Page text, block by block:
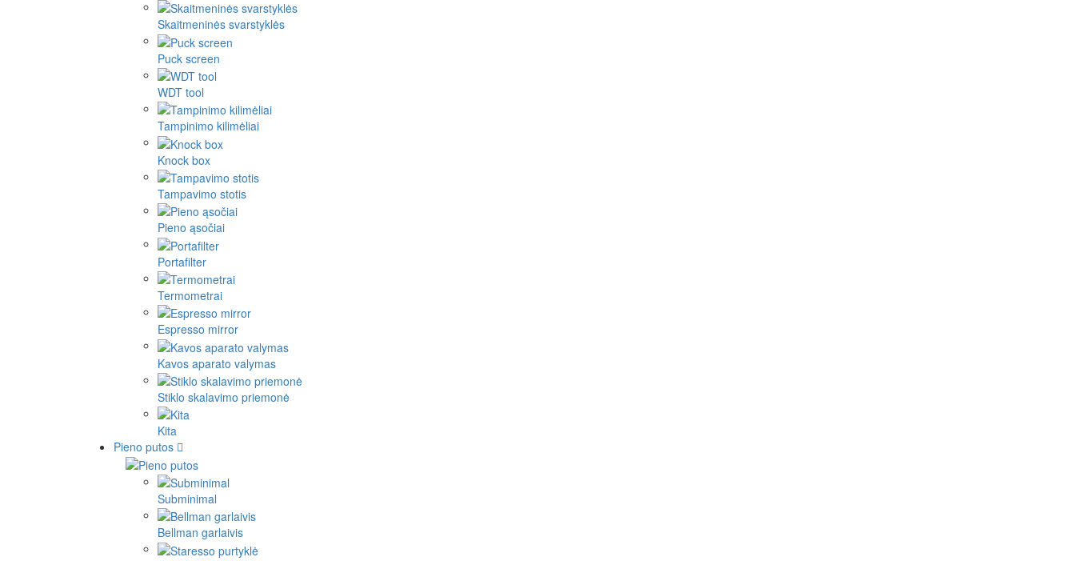
Skaitmeninės svarstyklės
Puck screen
WDT tool
Tampinimo kilimėliai
Knock box
Tampavimo stotis
Pieno ąsočiai
Portafilter
Termometrai
Espresso mirror
Kavos aparato valymas
Stiklo skalavimo priemonė
Kita
Pieno putos
Subminimal
Bellman garlaivis